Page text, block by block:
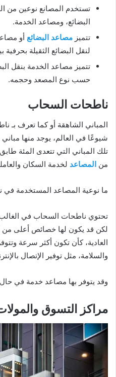
تستخدم المصانع نوعين من
البضائع، ومصاعد الخدمة.
تتميز مصاعد البضائع أو
لنقل البضائع الثقيلة بحرفية
تتميز مصاعد الخدمة بنقل
حسب نوع المصعد وحجمه.
ناطحات السحاب
المباني الشاهقة أو كما تعرف بـ
شيوعًا في العالم، يوجد منها
تلك المباني التي تتعدى المئة
من المصاعد لخدمة السكان
ما نوعية المصاعد المستخدمة
تحتوي ناطحات السحاب في
لكن قد يكون لها خصائص أعلى من
العادية، كأن تكون أكثر سرعة
والسلامة، مثل توفير الإتصال
وقد يتوفر بها مصاعد خدمة في حال
مراكز التسوق